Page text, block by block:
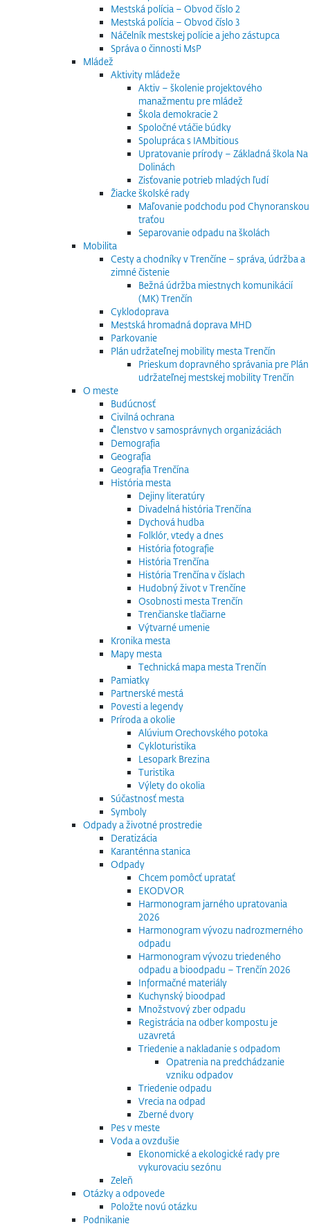
Mestská polícia – Obvod číslo 2
Mestská polícia – Obvod číslo 3
Náčelník mestskej polície a jeho zástupca
Správa o činnosti MsP
Mládež
Aktivity mládeže
Aktiv – školenie projektového
manažmentu pre mládež
Škola demokracie 2
Spoločné vtáčie búdky
Spolupráca s IAMbitious
Upratovanie prírody – Základná škola Na
Dolinách
Zisťovanie potrieb mladých ľudí
Žiacke školské rady
Maľovanie podchodu pod Chynoranskou
traťou
Separovanie odpadu na školách
Mobilita
Cesty a chodníky v Trenčíne – správa, údržba a
zimné čistenie
Bežná údržba miestnych komunikácií
(MK) Trenčín
Cyklodoprava
Mestská hromadná doprava MHD
Parkovanie
Plán udržateľnej mobility mesta Trenčín
Prieskum dopravného správania pre Plán
udržateľnej mestskej mobility Trenčín
O meste
Budúcnosť
Civilná ochrana
Členstvo v samosprávnych organizáciách
Demografia
Geografia
Geografia Trenčína
História mesta
Dejiny literatúry
Divadelná história Trenčína
Dychová hudba
Folklór, vtedy a dnes
História fotografie
História Trenčína
História Trenčína v číslach
Hudobný život v Trenčíne
Osobnosti mesta Trenčín
Trenčianske tlačiarne
Výtvarné umenie
Kronika mesta
Mapy mesta
Technická mapa mesta Trenčín
Pamiatky
Partnerské mestá
Povesti a legendy
Príroda a okolie
Alúvium Orechovského potoka
Cykloturistika
Lesopark Brezina
Turistika
Výlety do okolia
Súčastnosť mesta
Symboly
Odpady a životné prostredie
Deratizácia
Karanténna stanica
Odpady
Chcem pomôcť upratať
EKODVOR
Harmonogram jarného upratovania
2026
Harmonogram vývozu nadrozmerného
odpadu
Harmonogram vývozu triedeného
odpadu a bioodpadu – Trenčín 2026
Informačné materiály
Kuchynský bioodpad
Množstvový zber odpadu
Registrácia na odber kompostu je
uzavretá
Triedenie a nakladanie s odpadom
Opatrenia na predchádzanie
vzniku odpadov
Triedenie odpadu
Vrecia na odpad
Zberné dvory
Pes v meste
Voda a ovzdušie
Ekonomické a ekologické rady pre
vykurovaciu sezónu
Zeleň
Otázky a odpovede
Položte novú otázku
Podnikanie